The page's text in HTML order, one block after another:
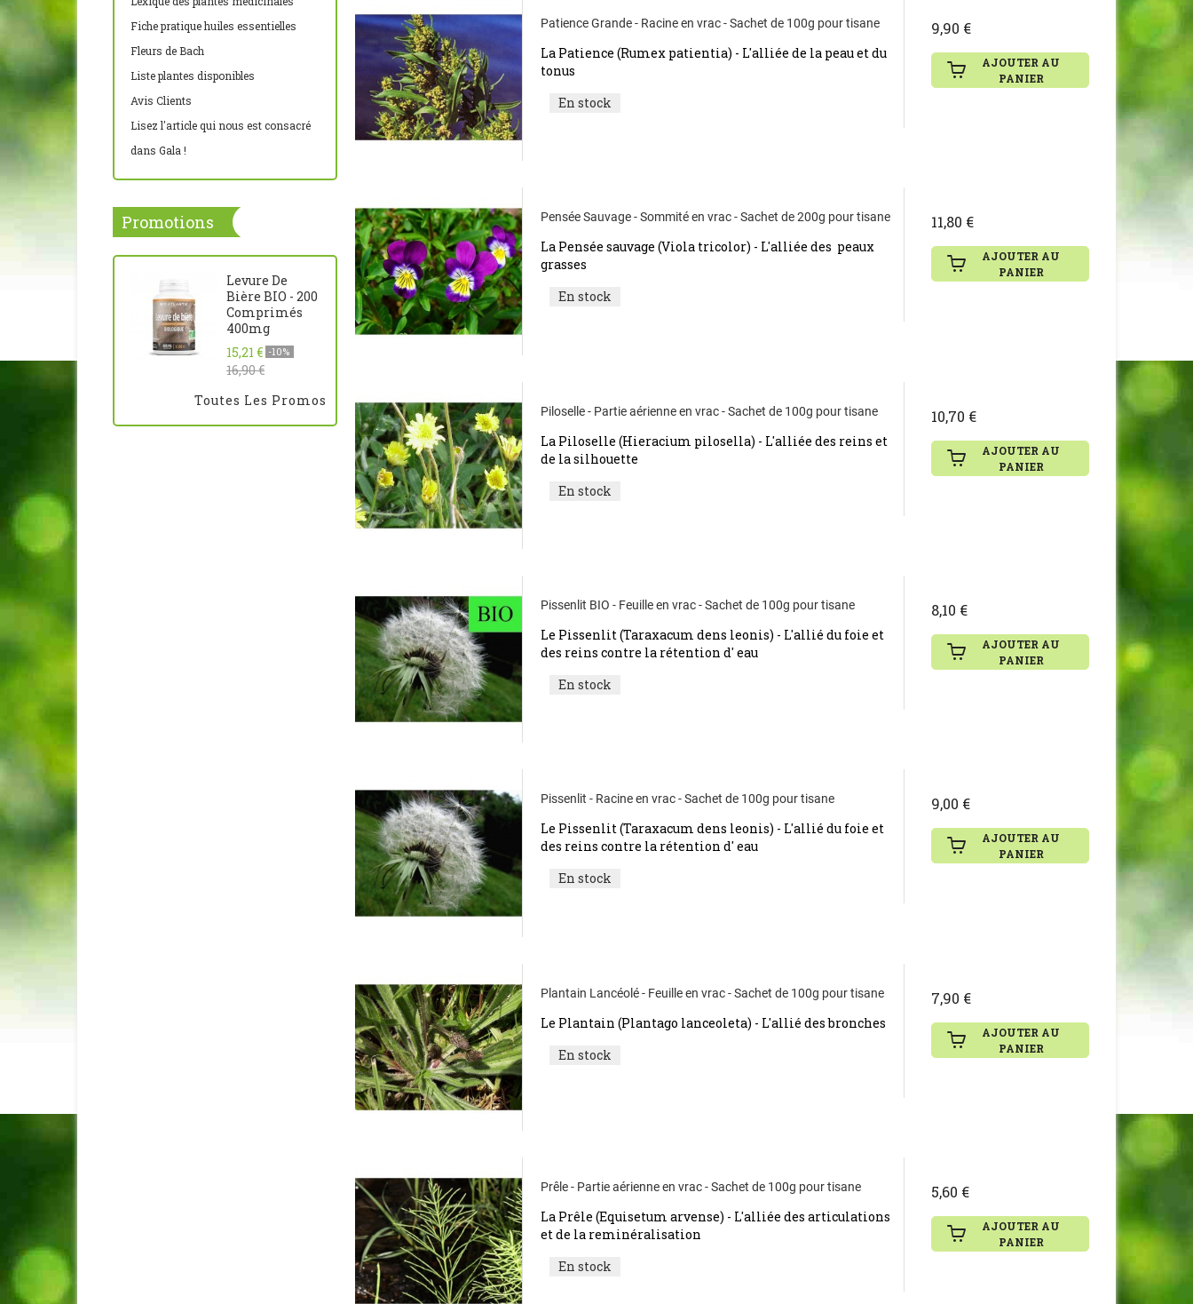
Fiche pratique huiles essentielles
Fleurs de Bach
Liste plantes disponibles
Avis Clients
Lisez l'article qui nous est consacré
dans Gala !
Promotions
Levure De
Bière BIO - 200
Comprimés
400mg
15,21 € -10%
16,90 €
Toutes Les Promos
Patience Grande - Racine en vrac - Sachet de 100g pour tisane
La Patience (Rumex patientia) - L'alliée de la peau et du
tonus
En stock
9,90 €
AJOUTER AU
PANIER
Pensée Sauvage - Sommité en vrac - Sachet de 200g pour tisane
La Pensée sauvage (Viola tricolor) - L'alliée des peaux
grasses
En stock
11,80 €
AJOUTER AU
PANIER
Piloselle - Partie aérienne en vrac - Sachet de 100g pour tisane
La Piloselle (Hieracium pilosella) - L'alliée des reins et
de la silhouette
En stock
10,70 €
AJOUTER AU
PANIER
Pissenlit BIO - Feuille en vrac - Sachet de 100g pour tisane
Le Pissenlit (Taraxacum dens leonis) - L'allié du foie et
des reins contre la rétention d' eau
En stock
8,10 €
AJOUTER AU
PANIER
Pissenlit - Racine en vrac - Sachet de 100g pour tisane
Le Pissenlit (Taraxacum dens leonis) - L'allié du foie et
des reins contre la rétention d' eau
En stock
9,00 €
AJOUTER AU
PANIER
Plantain Lancéolé - Feuille en vrac - Sachet de 100g pour tisane
Le Plantain (Plantago lanceoleta) - L'allié des bronches
En stock
7,90 €
AJOUTER AU
PANIER
Prêle - Partie aérienne en vrac - Sachet de 100g pour tisane
La Prêle (Equisetum arvense) - L'alliée des articulations
et de la reminéralisation
En stock
5,60 €
AJOUTER AU
PANIER